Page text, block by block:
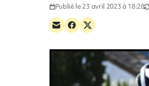
Publié le 23 avril 2023 à 18:28